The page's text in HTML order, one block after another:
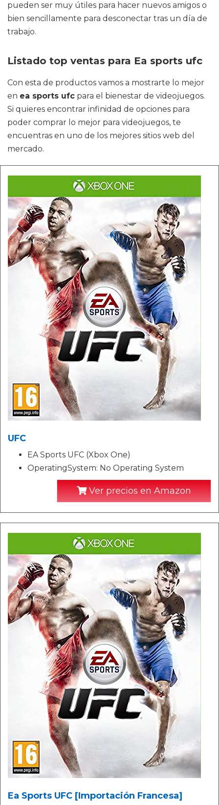
pueden ser muy útiles para hacer nuevos amigos o
bien sencillamente para desconectar tras un día de
trabajo.
Listado top ventas para Ea sports ufc
Con esta de productos vamos a mostrarte lo mejor
en ea sports ufc para el bienestar de videojuegos.
Si quieres encontrar infinidad de opciones para
poder comprar lo mejor para videojuegos, te
encuentras en uno de los mejores sitios web del
mercado.
UFC
EA Sports UFC (Xbox One)
OperatingSystem: No Operating System
Ver precios en Amazon
Ea Sports UFC [Importación Francesa]